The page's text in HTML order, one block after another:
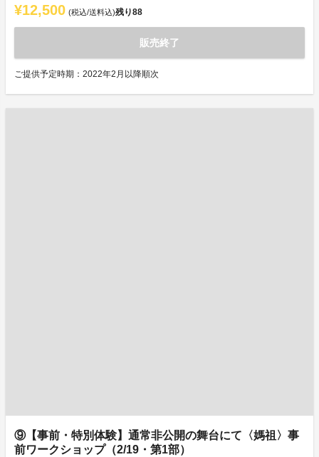
¥12,500 (税込/送料込)残り88
販売終了
ご提供予定時期：2022年2月以降順次
⑨【事前・特別体験】通常非公開の舞台にて〈媽祖〉事
前ワークショップ（2/19・第1部）